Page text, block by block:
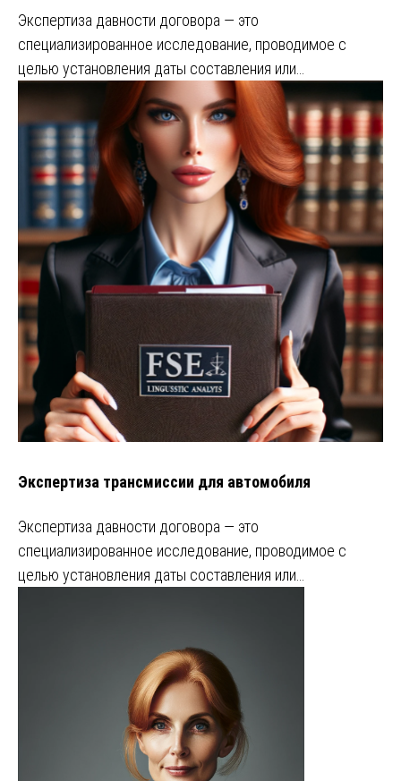
Экспертиза давности договора — это
специализированное исследование, проводимое с
целью установления даты составления или…
Экспертиза трансмиссии для автомобиля
Экспертиза давности договора — это
специализированное исследование, проводимое с
целью установления даты составления или…